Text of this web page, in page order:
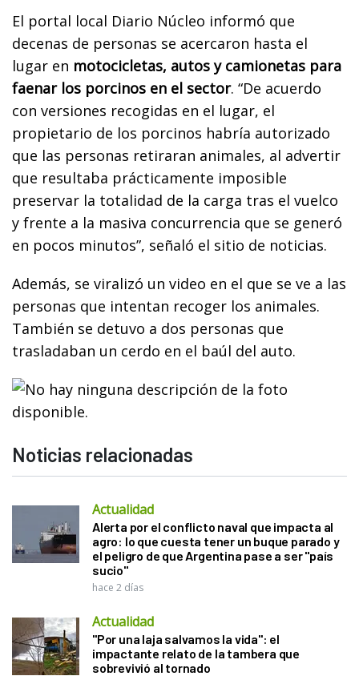
El portal local Diario Núcleo informó que
decenas de personas se acercaron hasta el
lugar en motocicletas, autos y camionetas para
faenar los porcinos en el sector. “De acuerdo
con versiones recogidas en el lugar, el
propietario de los porcinos habría autorizado
que las personas retiraran animales, al advertir
que resultaba prácticamente imposible
preservar la totalidad de la carga tras el vuelco
y frente a la masiva concurrencia que se generó
en pocos minutos”, señaló el sitio de noticias.
Además, se viralizó un video en el que se ve a las
personas que intentan recoger los animales.
También se detuvo a dos personas que
trasladaban un cerdo en el baúl del auto.
Noticias relacionadas
Actualidad
Alerta por el conflicto naval que impacta al
agro: lo que cuesta tener un buque parado y
el peligro de que Argentina pase a ser "país
sucio"
hace 2 días
Actualidad
"Por una laja salvamos la vida": el
impactante relato de la tambera que
sobrevivió al tornado